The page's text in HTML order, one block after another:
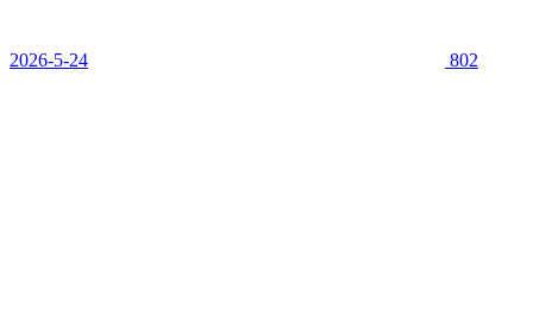
2026-5-24 802